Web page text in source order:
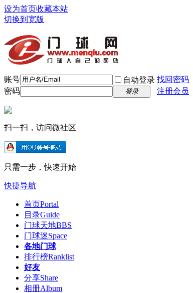
设为首页收藏本站
切换到宽版
账号 自动登录 找回密码
密码
登录 注册会员
扫一扫，访问微社区
只需一步，快速开始
快捷导航
首页Portal
目录Guide
门球天地BBS
门球迷Space
各地门球
排行榜Ranklist
好友
分享Share
相册Album